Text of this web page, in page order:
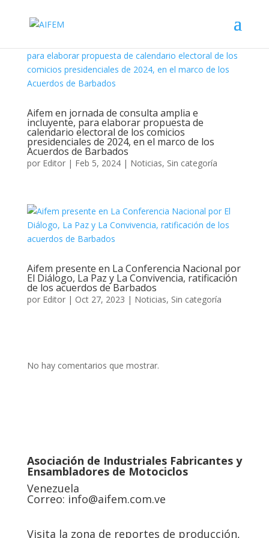
Aifem en jornada de consulta amplia e
incluyente, para elaborar propuesta de
calendario electoral de los comicios
presidenciales de 2024, en el marco de los
Acuerdos de Barbados
por Editor| Feb 5, 2024| Noticias, Sin categoría
Aifem presente en La Conferencia Nacional por
El Diálogo, La Paz y La Convivencia, ratificación
de los acuerdos de Barbados
por Editor| Oct 27, 2023 | Noticias, Sin categoría
No hay comentarios que mostrar.
Asociación de Industriales Fabricantes y
Ensambladores de Motociclos
Venezuela
Correo: info@aifem.com.ve
Visita la zona de reportes de producción,